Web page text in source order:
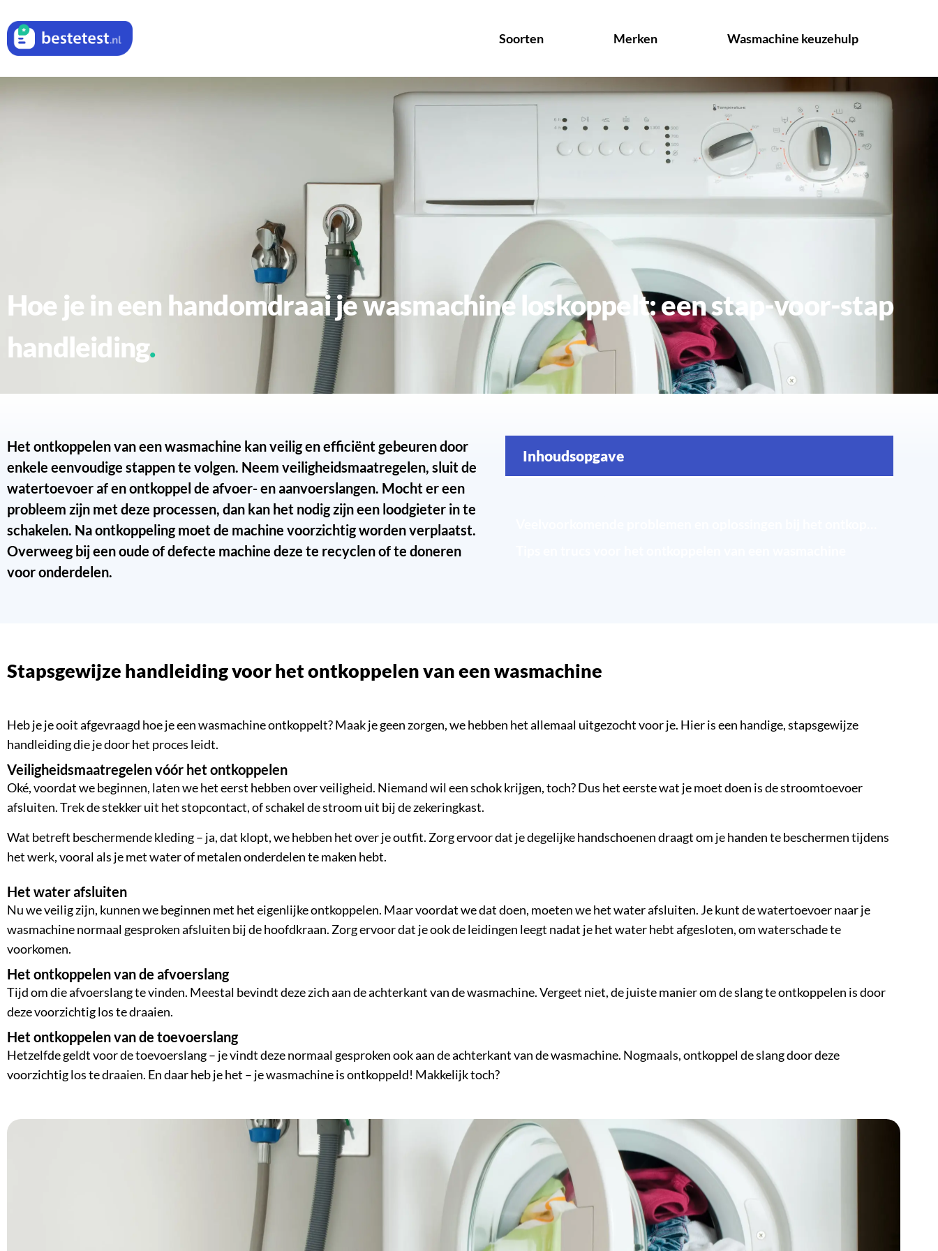
Soorten Merken Wasmachine keuzehulp
Hoe je in een handomdraai je wasmachine loskoppelt: een stap-voor-stap
handleiding
Het ontkoppelen van een wasmachine kan veilig en efficiënt gebeuren door
enkele eenvoudige stappen te volgen. Neem veiligheidsmaatregelen, sluit de
watertoevoer af en ontkoppel de afvoer- en aanvoerslangen. Mocht er een
probleem zijn met deze processen, dan kan het nodig zijn een loodgieter in te
schakelen. Na ontkoppeling moet de machine voorzichtig worden verplaatst.
Overweeg bij een oude of defecte machine deze te recyclen of te doneren
voor onderdelen.
Inhoudsopgave
Stapsgewijze handleiding voor het ontkoppelen van een wasmachine
Heb je je ooit afgevraagd hoe je een wasmachine ontkoppelt? Maak je geen zorgen, we hebben het allemaal uitgezocht voor je. Hier is een handige, stapsgewijze
handleiding die je door het proces leidt.
Veiligheidsmaatregelen vóór het ontkoppelen
Oké, voordat we beginnen, laten we het eerst hebben over veiligheid. Niemand wil een schok krijgen, toch? Dus het eerste wat je moet doen is de stroomtoevoer
afsluiten. Trek de stekker uit het stopcontact, of schakel de stroom uit bij de zekeringkast.
Wat betreft beschermende kleding – ja, dat klopt, we hebben het over je outfit. Zorg ervoor dat je degelijke handschoenen draagt om je handen te beschermen tijdens
het werk, vooral als je met water of metalen onderdelen te maken hebt.
Het water afsluiten
Nu we veilig zijn, kunnen we beginnen met het eigenlijke ontkoppelen. Maar voordat we dat doen, moeten we het water afsluiten. Je kunt de watertoevoer naar je
wasmachine normaal gesproken afsluiten bij de hoofdkraan. Zorg ervoor dat je ook de leidingen leegt nadat je het water hebt afgesloten, om waterschade te
voorkomen.
Het ontkoppelen van de afvoerslang
Tijd om die afvoerslang te vinden. Meestal bevindt deze zich aan de achterkant van de wasmachine. Vergeet niet, de juiste manier om de slang te ontkoppelen is door
deze voorzichtig los te draaien.
Het ontkoppelen van de toevoerslang
Hetzelfde geldt voor de toevoerslang – je vindt deze normaal gesproken ook aan de achterkant van de wasmachine. Nogmaals, ontkoppel de slang door deze
voorzichtig los te draaien. En daar heb je het – je wasmachine is ontkoppeld! Makkelijk toch?